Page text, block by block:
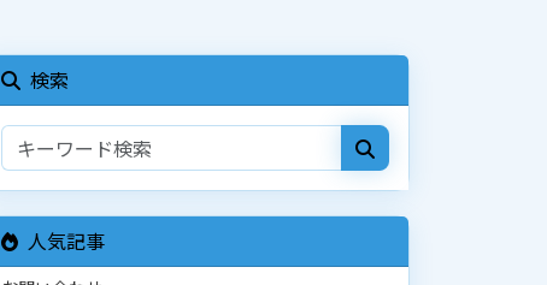
検索
人気記事